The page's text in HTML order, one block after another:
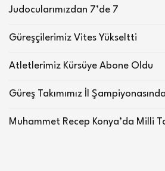
Judocularımızdan 7’de 7
Güreşçilerimiz Vites Yükseltti
Atletlerimiz Kürsüye Abone Oldu
Güreş Takımımız İl
Muhammet Recep Konya’da Milli